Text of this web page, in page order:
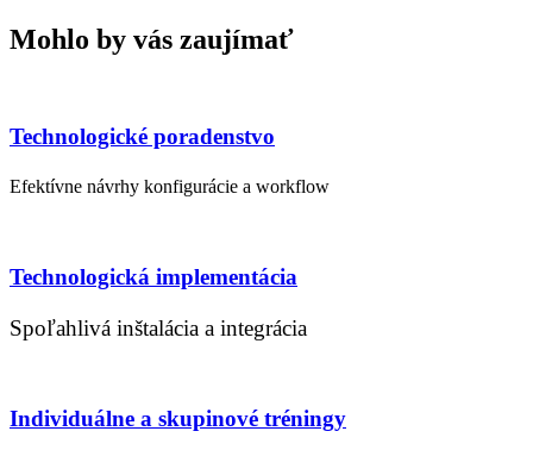
Mohlo by vás zaujímať
Technologické poradenstvo
Efektívne návrhy konfigurácie a workflow
Technologická implementácia
Spoľahlivá inštalácia a integrácia
Individuálne a skupinové tréningy